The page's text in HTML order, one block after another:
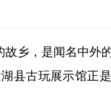
乡，是闻名中外
县古玩展示馆正